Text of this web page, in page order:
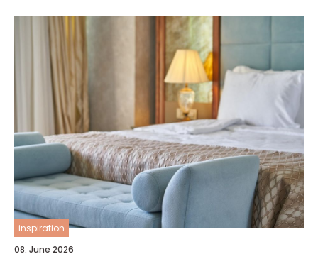
inspiration
08. June 2026